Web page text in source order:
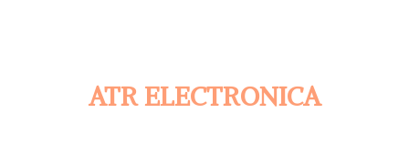
ATR ELECTRONICA